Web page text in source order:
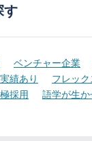
す
ベンチャー企業
績あり フレッ
採用 語学が生か